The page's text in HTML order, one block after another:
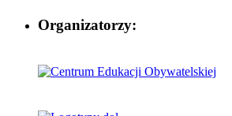
Organizatorzy: